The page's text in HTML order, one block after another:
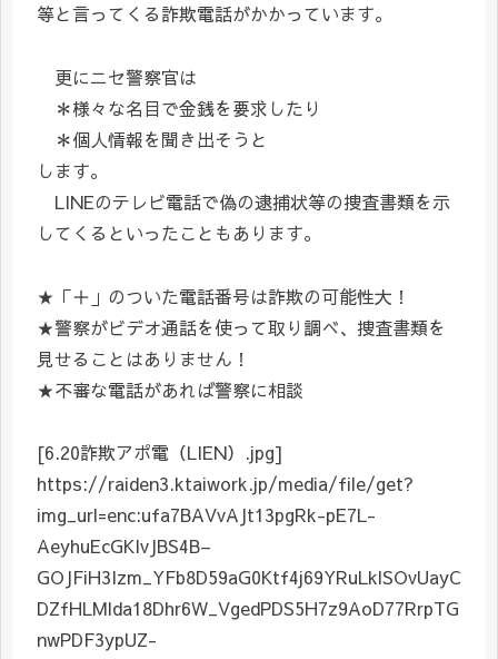
等と言ってくる詐欺電話がかかっています。
更にニセ警察官は
＊様々な名目で金銭を要求したり
＊個人情報を聞き出そうと
します。
LINEのテレビ電話で偽の逮捕状等の捜査書類を示
してくるといったこともあります。
★「＋」のついた電話番号は詐欺の可能性大！
★警察がビデオ通話を使って取り調べ、捜査書類を
見せることはありません！
★不審な電話があれば警察に相談
[6.20詐欺アポ電（LIEN）.jpg]
https://raiden3.ktaiwork.jp/media/file/get?
img_url=enc:ufa7BAVvAJt13pgRk-pE7L-
AeyhuEcGKIvJBS4B–
GOJFiH3Izm_YFb8D59aG0Ktf4j69YRuLklSOvUayC
DZfHLMlda18Dhr6W_VgedPDS5H7z9AoD77RrpTG
nwPDF3ypUZ-